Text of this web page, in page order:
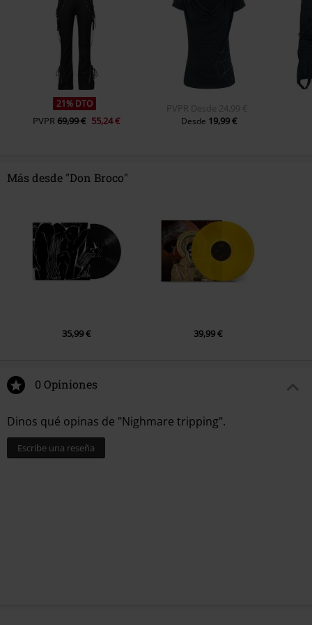
21% DTO
PVPR69,99 € 55,24 €
PVPR Desde 24,99 €
Desde 19,99 €
Más desde "Don Broco"
35,99 € 39,99 €
0 Opiniones
Dinos qué opinas de "Nighmare tripping".
Escribe una reseña